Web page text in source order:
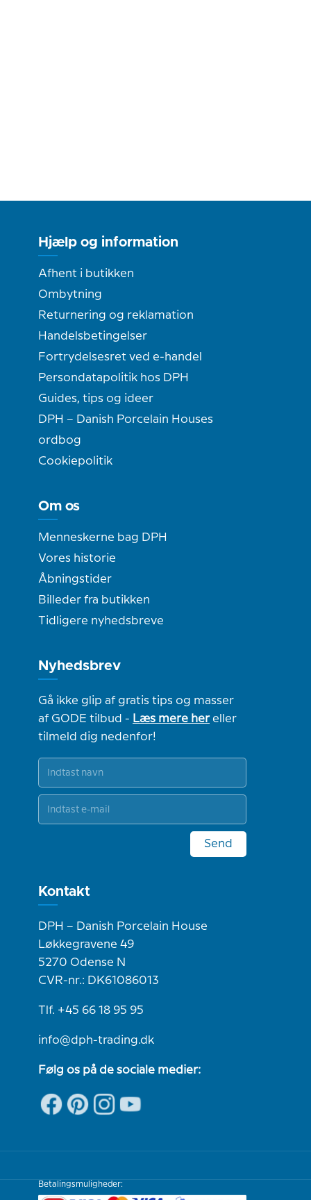
Hjælp og information
Afhent i butikken
Ombytning
Returnering og reklamation
Handelsbetingelser
Fortrydelsesret ved e-handel
Persondatapolitik hos DPH
Guides, tips og ideer
DPH – Danish Porcelain Houses
ordbog
Cookiepolitik
Om os
Menneskerne bag DPH
Vores historie
Åbningstider
Billeder fra butikken
Tidligere nyhedsbreve
Nyhedsbrev
Gå ikke glip af gratis tips og masser
af GODE tilbud - Læs mere hereller
tilmeld dig nedenfor!
Send
Kontakt
DPH – Danish Porcelain House
Løkkegravene 49
5270 Odense N
CVR-nr.: DK61086013
Tlf. +45 66 18 95 95
info@dph-trading.dk
Følg os på de sociale medier:
Betalingsmuligheder: